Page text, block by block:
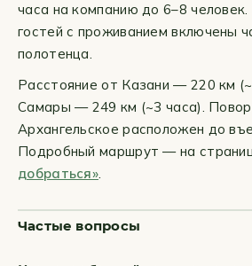
часа на компанию до 6–8
гостей с проживанием включены
полотенца.
Расстояние от Казани — 220 км
Самары — 249 км (~3 часа).
Архангельское расположен до
Подробный маршрут — на
добраться».
Частые вопросы